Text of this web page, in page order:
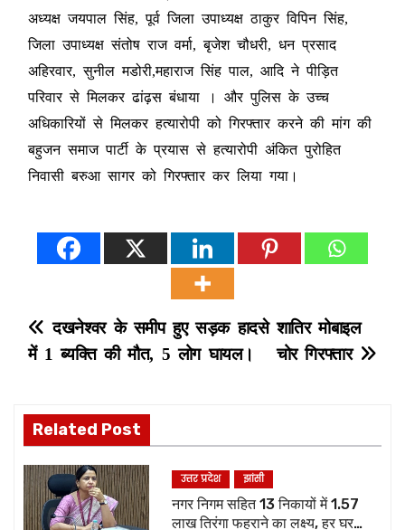
अध्यक्ष जयपाल सिंह, पूर्व जिला उपाध्यक्ष ठाकुर विपिन सिंह,
जिला उपाध्यक्ष संतोष राज वर्मा, बृजेश चौधरी, धन प्रसाद
अहिरवार, सुनील मडोरी,महाराज सिंह पाल, आदि ने पीड़ित
परिवार से मिलकर ढांढ़स बंधाया । और पुलिस के उच्च
अधिकारियों से मिलकर हत्यारोपी को गिरफ्तार करने की मांग की
बहुजन समाज पार्टी के प्रयास से हत्यारोपी अंकित पुरोहित
निवासी बरुआ सागर को गिरफ्तार कर लिया गया।
P
o
s
t
n
शातिर मोबाइल
चोर गिरफ्तार
दखनेश्वर के समीप हुए सड़क हादसे
में 1 ब्यक्ति की मौत, 5 लोग घायल।
Related Post
उत्तर प्रदेश झांसी
नगर निगम सहित 13 निकायों में 1.57
लाख तिरंगा फहराने का लक्ष्य, हर घर